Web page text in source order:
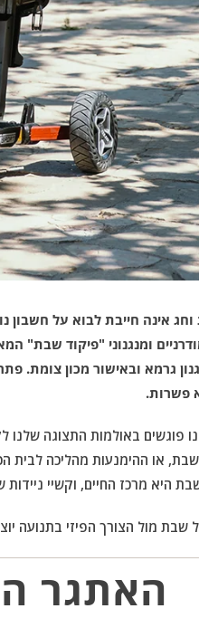
אינה חייבת לבוא על חשבון
ומנגנוני "פיקוד
גרמא ובאישור מכון צומת.
פשרות.
פוגשים באולמות התצוגה
או ההימנעות מהליכה לבית
היא מרכז החיים, וקשיי
הצורך הפיזי בתנועה יוצר דילמה קשה, אך המציאות של
האתגר